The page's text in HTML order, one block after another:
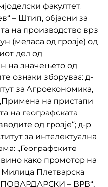
факултет,
– Штип, објасни за
на производство врз
(меласа од грозје) од
дел од
на значењето од
ознаки зборуваа: д-
за Агроекономика,
на пристапи
на географската
од грозје“; д-р
за интелектуална
„Географските
како промотор на
Милица Плетварска
– ВРВ“,